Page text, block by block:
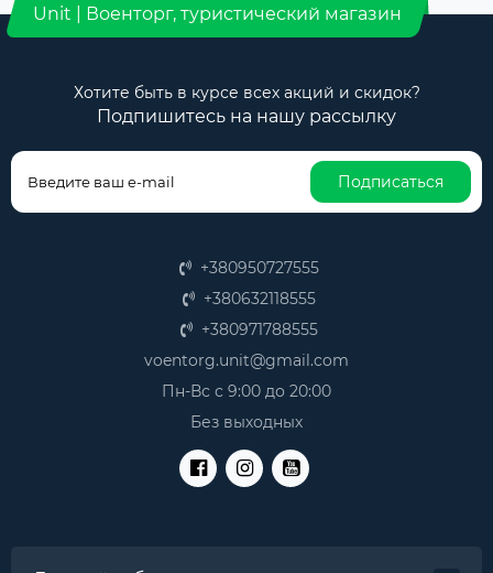
Unit | Военторг, туристический магазин
Хотите быть в курсе всех акций и скидок?
Подпишитесь на нашу рассылку
Подписаться
+380950727555
+380632118555
+380971788555
voentorg.unit@gmail.com
Пн-Вс с 9:00 до 20:00
Без выходных